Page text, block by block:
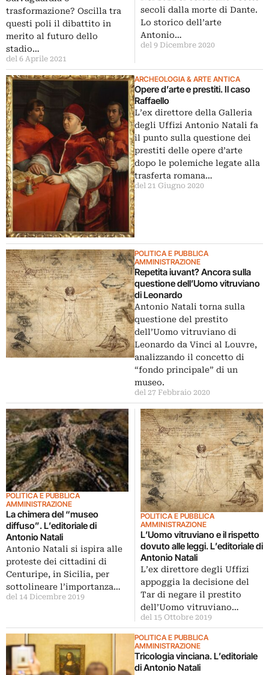
trasformazione? Oscilla tra
questi poli il dibattito in
merito al futuro dello
stadio…
del 6 Aprile 2021
secoli dalla morte di Dante.
Lo storico dell’arte
Antonio…
del 9 Dicembre 2020
ARCHEOLOGIA & ARTE ANTICA
Opere d’arte e prestiti. Il caso
Raffaello
L’ex direttore della Galleria
degli Uffizi Antonio Natali fa
il punto sulla questione dei
prestiti delle opere d’arte
dopo le polemiche legate alla
trasferta romana…
del 21 Giugno 2020
POLITICA E PUBBLICA
AMMINISTRAZIONE
Repetita iuvant? Ancora sulla
questione dell’Uomo vitruviano
di Leonardo
Antonio Natali torna sulla
questione del prestito
dell’Uomo vitruviano di
Leonardo da Vinci al Louvre,
analizzando il concetto di
“fondo principale” di un
museo.
del 27 Febbraio 2020
POLITICA E PUBBLICA
AMMINISTRAZIONE
La chimera del “museo
diffuso”. L’editoriale di
Antonio Natali
Antonio Natali si ispira alle
proteste dei cittadini di
Centuripe, in Sicilia, per
sottolineare l’importanza…
del 14 Dicembre 2019
POLITICA E PUBBLICA
AMMINISTRAZIONE
L’Uomo vitruviano e il rispetto
dovuto alle leggi. L’editoriale di
Antonio Natali
L’ex direttore degli Uffizi
appoggia la decisione del
Tar di negare il prestito
dell’Uomo vitruviano…
del 15 Ottobre 2019
POLITICA E PUBBLICA
AMMINISTRAZIONE
Tricologia vinciana. L’editoriale
di Antonio Natali